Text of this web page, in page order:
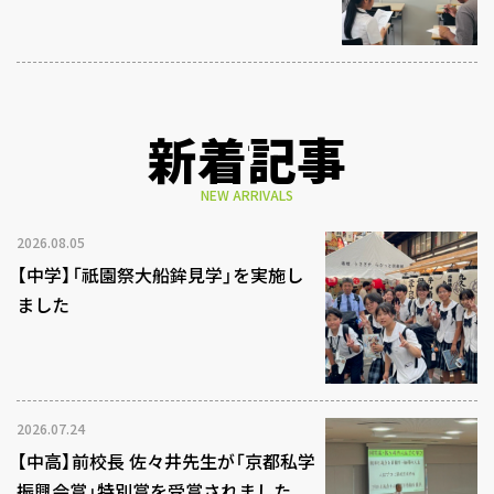
新着記事
NEW ARRIVALS
2026.08.05
【中学】「祇園祭大船鉾見学」を実施し
ました
2026.07.24
【中高】前校長 佐々井先生が「京都私学